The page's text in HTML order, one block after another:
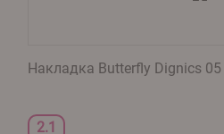
Накладка Butterfly Dignics 05
2.1